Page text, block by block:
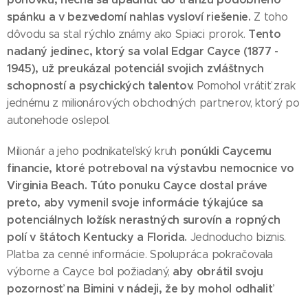
spánku a v bezvedomí nahlas vysloví riešenie. Z toho
dôvodu sa stal rýchlo známy ako Spiaci prorok. Tento
nadaný jedinec, ktorý sa volal Edgar Cayce (1877 -
1945), už preukázal potenciál svojich zvláštnych
schopností a psychických talentov. Pomohol vrátiť zrak
jednému z milionárových obchodných partnerov, ktorý po
autonehode oslepol.
Milionár a jeho podnikateľský kruh ponúkli Caycemu
financie, ktoré potreboval na výstavbu nemocnice vo
Virginia Beach. Túto ponuku Cayce dostal práve
preto, aby vymenil svoje informácie týkajúce sa
potenciálnych ložísk nerastných surovín a ropných
polí v štátoch Kentucky a Florida. Jednoducho biznis.
Platba za cenné informácie. Spolupráca pokračovala
výborne a Cayce bol požiadaný, aby obrátil svoju
pozornosť na Bimini v nádeji, že by mohol odhaliť